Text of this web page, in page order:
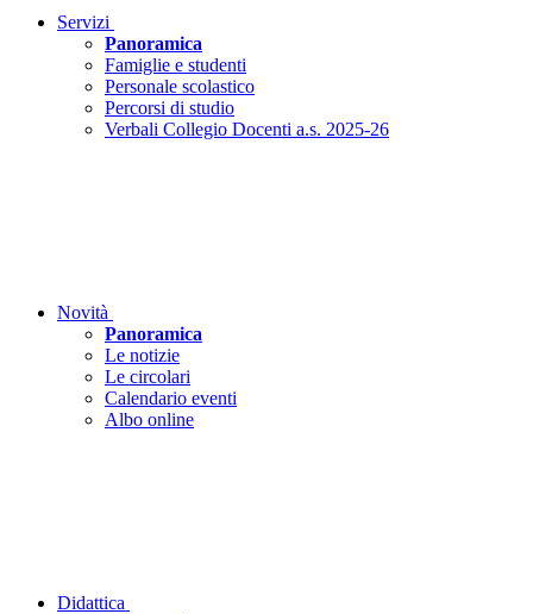
Servizi
Panoramica
Famiglie e studenti
Personale scolastico
Percorsi di studio
Verbali Collegio Docenti a.s. 2025-26
Novità
Panoramica
Le notizie
Le circolari
Calendario eventi
Albo online
Didattica